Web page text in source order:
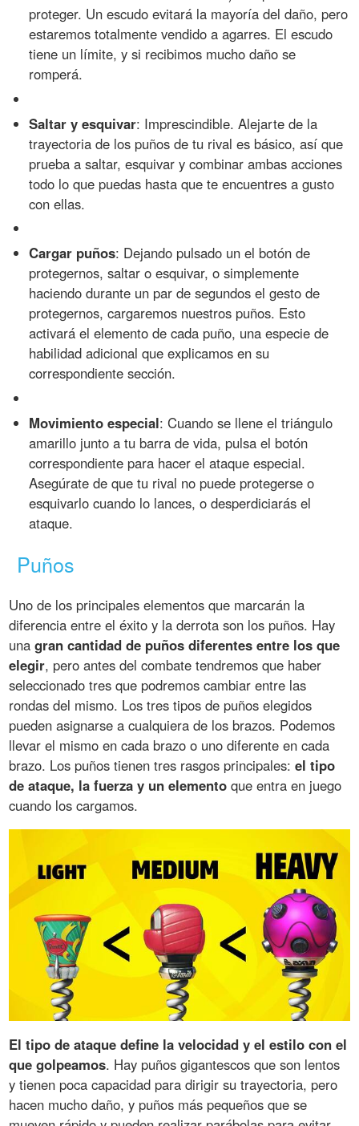
proteger. Un escudo evitará la mayoría del daño, pero
estaremos totalmente vendido a agarres. El escudo
tiene un límite, y si recibimos mucho daño se
romperá.
Saltar y esquivar: Imprescindible. Alejarte de la
trayectoria de los puños de tu rival es básico, así que
prueba a saltar, esquivar y combinar ambas acciones
todo lo que puedas hasta que te encuentres a gusto
con ellas.
Cargar puños: Dejando pulsado un el botón de
protegernos, saltar o esquivar, o simplemente
haciendo durante un par de segundos el gesto de
protegernos, cargaremos nuestros puños. Esto
activará el elemento de cada puño, una especie de
habilidad adicional que explicamos en su
correspondiente sección.
Movimiento especial: Cuando se llene el triángulo
amarillo junto a tu barra de vida, pulsa el botón
correspondiente para hacer el ataque especial.
Asegúrate de que tu rival no puede protegerse o
esquivarlo cuando lo lances, o desperdiciarás el
ataque.
Puños
Uno de los principales elementos que marcarán la
diferencia entre el éxito y la derrota son los puños. Hay
unagran cantidad de puños diferentes entre los que
elegir, pero antes del combate tendremos que haber
seleccionado tres que podremos cambiar entre las
rondas del mismo. Los tres tipos de puños elegidos
pueden asignarse a cualquiera de los brazos. Podemos
llevar el mismo en cada brazo o uno diferente en cada
brazo. Los puños tienen tres rasgos principales:el tipo
de ataque, la fuerza y un elemento que entra en juego
cuando los cargamos.
El tipo de ataque define la velocidad y el estilo con el
que golpeamos. Hay puños gigantescos que son lentos
y tienen poca capacidad para dirigir su trayectoria, pero
hacen mucho daño, y puños más pequeños que se